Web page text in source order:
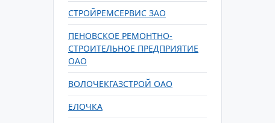
СТРОЙРЕМСЕРВИС ЗАО
ПЕНОВСКОЕ РЕМОНТНО-
СТРОИТЕЛЬНОЕ ПРЕДПРИЯТИЕ
ОАО
ВОЛОЧЕКГАЗСТРОЙ ОАО
ЕЛОЧКА